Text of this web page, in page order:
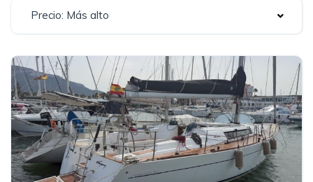
Precio: Más alto